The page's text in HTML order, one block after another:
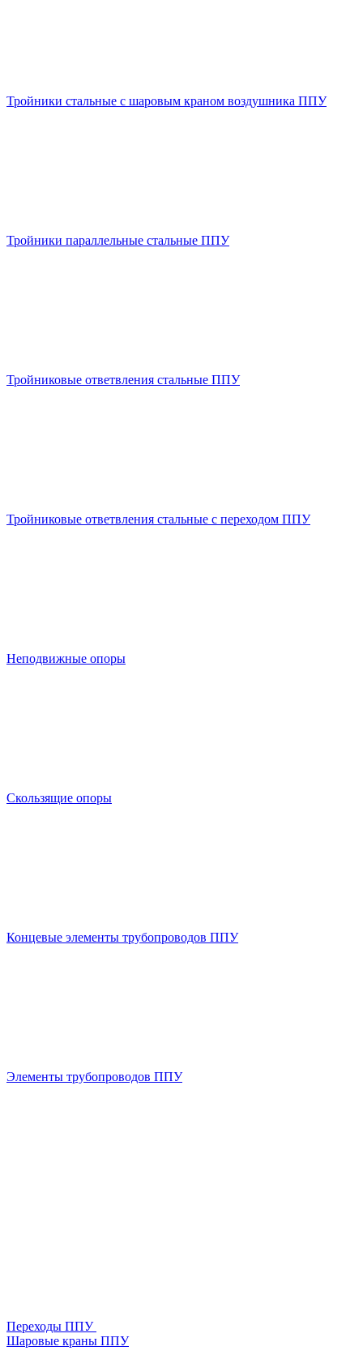
Тройники стальные с шаровым краном воздушника ППУ
Тройники параллельные стальные ППУ
Тройниковые ответвления стальные ППУ
Тройниковые ответвления стальные с переходом ППУ
Неподвижные опоры
Скользящие опоры
Концевые элементы трубопроводов ППУ
Элементы трубопроводов ППУ
Переходы ППУ
Шаровые краны ППУ